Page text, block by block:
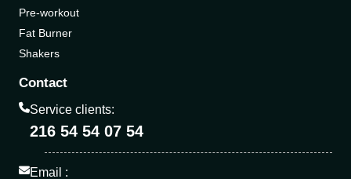
Pre-workout
Fat Burner
Shakers
Contact
Service clients:
216 54 54 07 54
Email :